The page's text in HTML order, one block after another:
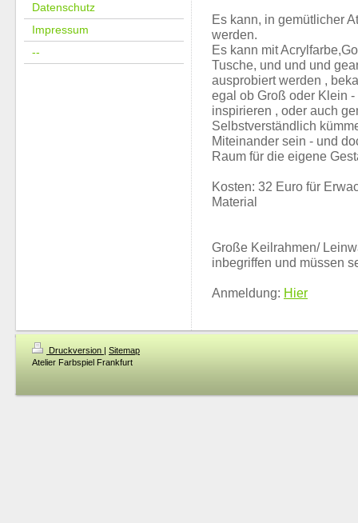
Datenschutz
Impressum
--
Es kann, in gemütlicher
werden.
Es kann mit
Tusche, und und und
ausprobiert werden ,
egal ob Groß oder Klein
inspirieren , oder auch
Selbstverständlich
Miteinander sein - und
Raum für die eigene
Kosten: 32 Euro für
Material
Große Keilrahmen/
inbegriffen und müssen
Anmeldung: Hier
Druckversion | Sitemap
Atelier Farbspiel Frankfurt